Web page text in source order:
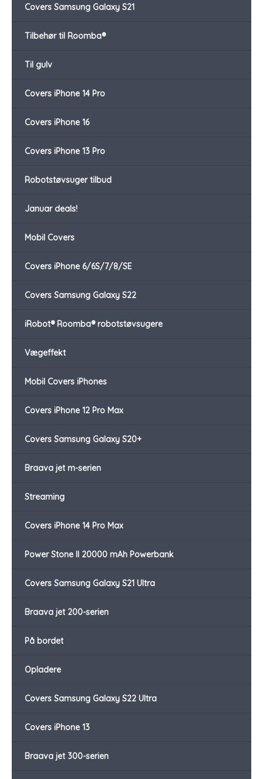
Covers Samsung Galaxy S21
Tilbehør til Roomba®
Til gulv
Covers iPhone 14 Pro
Covers iPhone 16
Covers iPhone 13 Pro
Robotstøvsuger tilbud
Januar deals!
Mobil Covers
Covers iPhone 6/6S/7/8/SE
Covers Samsung Galaxy S22
iRobot® Roomba® robotstøvsugere
Vægeffekt
Mobil Covers iPhones
Covers iPhone 12 Pro Max
Covers Samsung Galaxy S20+
Braava jet m-serien
Streaming
Covers iPhone 14 Pro Max
Power Stone II 20000 mAh Powerbank
Covers Samsung Galaxy S21 Ultra
Braava jet 200-serien
På bordet
Opladere
Covers Samsung Galaxy S22 Ultra
Covers iPhone 13
Braava jet 300-serien